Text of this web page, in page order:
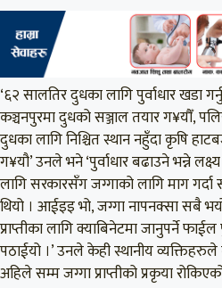
‘६२ सालतिर दुधका लागि पुर्वाधार खडा
कञ्चनपुरमा दुधको सञ्जाल तयार ग¥यौँ,
दुधका लागि निश्चित स्थान नहुँदा कृषि
ग¥यौ’ उनले भने ‘पुर्वाधार बढाउने भन्ने
लागि सरकारसँग जग्गाको लागि माग गर्दा
थियो । आईइइ भो, जग्गा नापनक्सा सबै
प्राप्तीका लागि क्याबिनेटमा जानुपर्ने
पठाईयो ।’ उनले केही स्थानीय
अहिले सम्म जग्गा प्राप्तीको प्रकृया